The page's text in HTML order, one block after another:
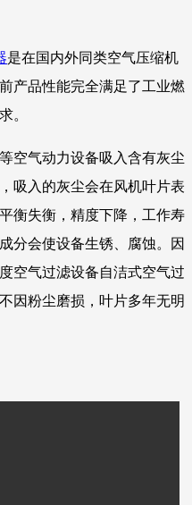
是在国内外同类空气压缩机
产品性能完全满足了工业燃
。
空气动力设备吸入含有灰尘
吸入的灰尘会在风机叶片表
衡失衡，精度下降，工作寿
分会使设备生锈、腐蚀。因
空气过滤设备自洁式空气过
因粉尘磨损，叶片多年无明